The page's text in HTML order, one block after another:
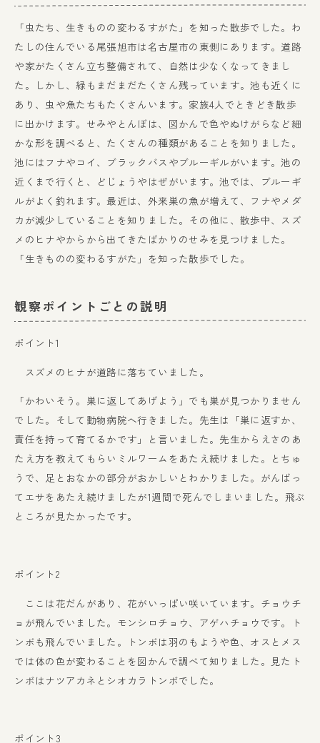
「虫たち、生きものの変わるすがた」を知った散歩でした。わ
たしの住んでいる尾張旭市は名古屋市の東側にあります。道路
や家がたくさん立ち整備されて、自然は少なくなってきまし
た。しかし、緑もまだまだたくさん残っています。池も近くに
あり、虫や魚たちもたくさんいます。家族4人でときどき散歩
に出かけます。せみやとんぼは、図かんで色やぬけがらなど細
かな形を調べると、たくさんの種類があることを知りました。
池にはフナやコイ、ブラックバスやブルーギルがいます。池の
近くまで行くと、どじょうやはぜがいます。池では、ブルーギ
ルがよく釣れます。最近は、外来巣の魚が増えて、フナやメダ
カが減少していることを知りました。その他に、散歩中、スズ
メのヒナやからから出てきたばかりのせみを見つけました。
「生きものの変わるすがた」を知った散歩でした。
観察ポイントごとの説明
ポイント1
スズメのヒナが道路に落ちていました。
「かわいそう。巣に返してあげよう」でも巣が見つかりません
でした。そして動物病院へ行きました。先生は「巣に返すか、
責任を持って育てるかです」と言いました。先生からえさのあ
たえ方を教えてもらいミルワームをあたえ続けました。とちゅ
うで、足とおなかの部分がおかしいとわかりました。がんばっ
てエサをあたえ続けましたが1週間で死んでしまいました。飛ぶ
ところが見たかったです。
ポイント2
ここは花だんがあり、花がいっぱい咲いています。チョウチ
ョが飛んでいました。モンシロチョウ、アゲハチョウです。ト
ンボも飛んでいました。トンボは羽のもようや色、オスとメス
では体の色が変わることを図かんで調べて知りました。見たト
ンボはナツアカネとシオカラトンボでした。
ポイント3